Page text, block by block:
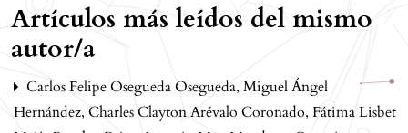
Artículos más leídos del mismo
autor/a
Carlos Felipe Osegueda Osegueda, Miguel Ángel
Hernández, Charles Clayton Arévalo Coronado, Fátima Lisbet